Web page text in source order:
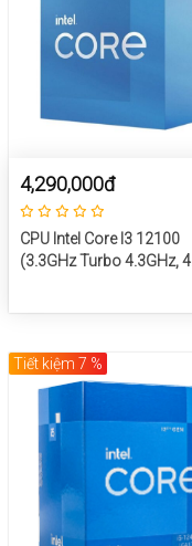
4,290,000đ
CPU Intel Core I3 12100
(3.3GHz Turbo 4.3GHz, 4
Tiết kiệm 7 %